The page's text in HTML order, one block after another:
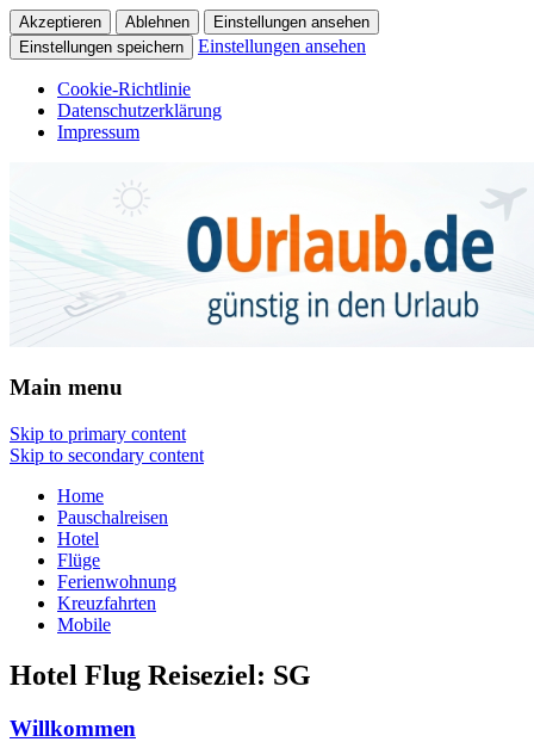
Akzeptieren Ablehnen
Einstellungen ansehen
Einstellungen speichern
Einstellungen ansehen
Cookie-Richtlinie
Datenschutzerklärung
Impressum
Urlaub
Main menu
Skip to primary content
Skip to secondary content
Home
Pauschalreisen
Hotel
Flüge
Ferienwohnung
Kreuzfahrten
Mobile
Hotel Flug Reiseziel: SG
Willkommen